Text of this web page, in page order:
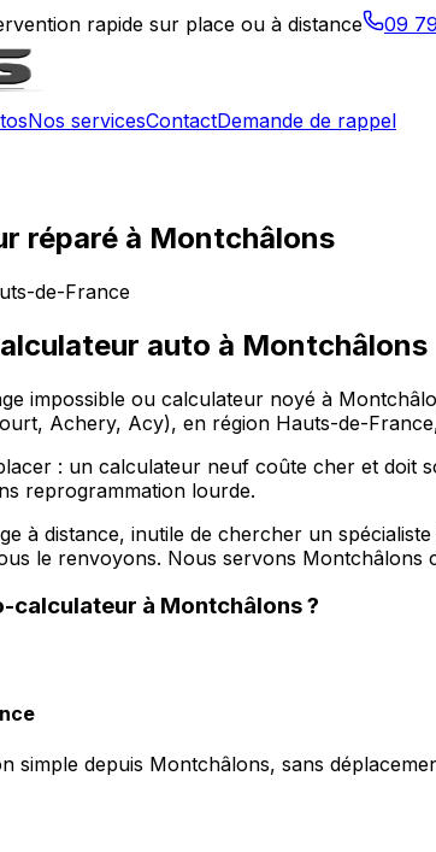
rapide sur place ou à distance 09
Nos servicesContactDemande de rappel
réparé à Montchâlons
de-France
auto à Montchâlons
impossible ou calculateur noyé à
Achery, Acy), en région Hauts-de-
: un calculateur neuf coûte cher et doit
reprogrammation lourde.
à distance, inutile de chercher un
le renvoyons. Nous servons Montchâlons
calculateur à Montchâlons?
simple depuis Montchâlons, sans